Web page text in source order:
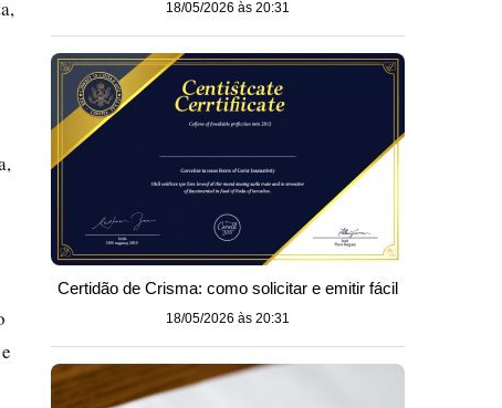
18/05/2026 às 20:31
Certidão de Crisma: como solicitar e emitir fácil
18/05/2026 às 20:31